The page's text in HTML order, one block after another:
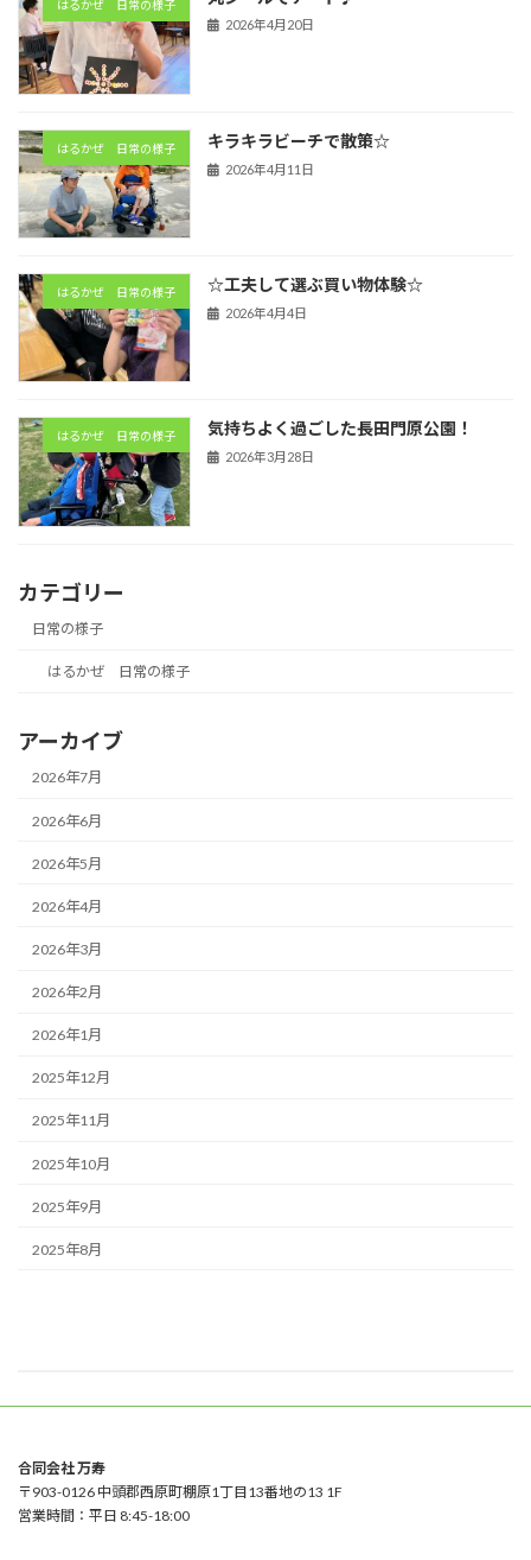
はるかぜ 日常の様子
2026年4月20日
はるかぜ 日常の様子 キラキラビーチで散策☆
2026年4月11日
はるかぜ 日常の様子 ☆工夫して選ぶ買い物体験☆
2026年4月4日
はるかぜ 日常の様子 気持ちよく過ごした長田門原公園！
2026年3月28日
カテゴリー
日常の様子
はるかぜ 日常の様子
アーカイブ
2026年7月
2026年6月
2026年5月
2026年4月
2026年3月
2026年2月
2026年1月
2025年12月
2025年11月
2025年10月
2025年9月
2025年8月
合同会社 万寿
〒903-0126 中頭郡西原町棚原1丁目13番地の13 1F
営業時間：平日 8:45-18:00